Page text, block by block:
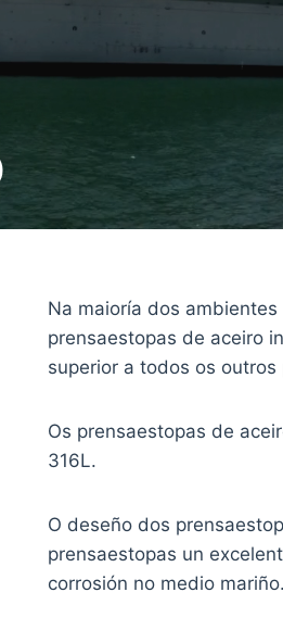
Na maioría dos
prensaestopas de aceiro
superior a todos os outros
Os prensaestopas de
316L.
O deseño dos
prensaestopas un
corrosión no medio mariño.